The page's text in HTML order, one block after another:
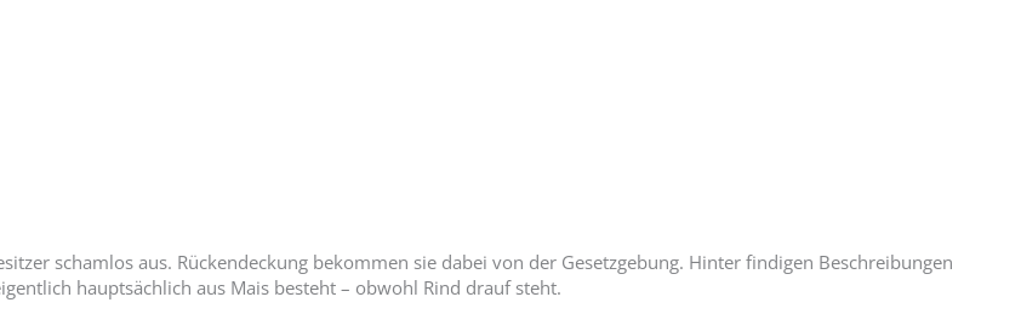
schamlos aus. Rückendeckung bekommen sie dabei von der Gesetzgebung. Hinter findigen Beschreibungen
hauptsächlich aus Mais besteht – obwohl Rind drauf steht.